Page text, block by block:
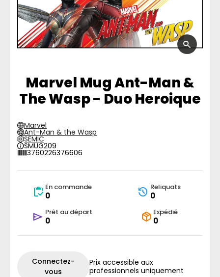
Marvel Mug Ant-Man &
The Wasp - Duo Heroique
Marvel
Ant-Man & the Wasp
SEMIC
SMUG209
3760226376606
En commande
0
Reliquats
0
Prêt au départ
0
Expédié
0
Connectez-
vous
Prix accessible aux
professionnels uniquement